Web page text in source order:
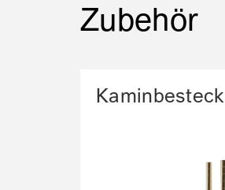
Zubehör
Kaminbesteck